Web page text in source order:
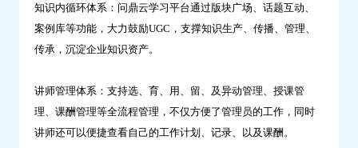
知识内循环体系：问鼎云学习平台通过版块广场、话题互动、
案例库等功能，大力鼓励UGC，支撑知识生产、传播、管理、
传承，沉淀企业知识资产。
讲师管理体系：支持选、育、用、留、及异动管理、授课管
理、课酬管理等全流程管理，不仅方便了管理员的工作，同时
讲师还可以便捷查看自己的工作计划、记录、以及课酬。